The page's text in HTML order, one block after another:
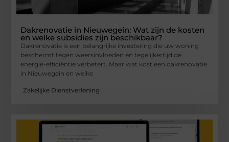
Dakrenovatie in Nieuwegein: Wat zijn de kosten
en welke subsidies zijn beschikbaar?
Dakrenovatie is een belangrijke investering die uw woning
beschermt tegen weersinvloeden en tegelijkertijd de
energie-efficiëntie verbetert. Maar wat kost een dakrenovatie
in Nieuwegein en welke
Zakelijke Dienstverlening